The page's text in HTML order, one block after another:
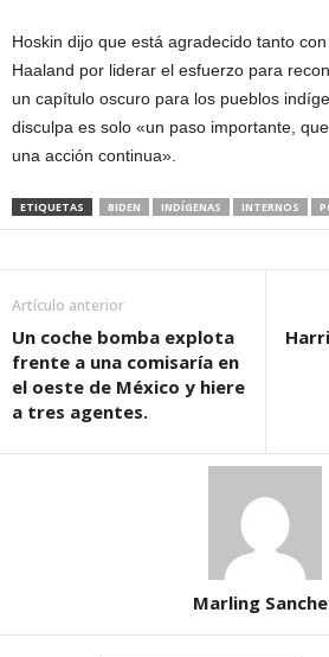
Hoskin dijo que está agradecido tanto
Haaland por liderar el esfuerzo para
un capítulo oscuro para los pueblos
disculpa es solo «un paso importante,
una acción continua».
ETIQUETAS BIDEN INDÍGENAS INTERNOS
Artículo anterior
Un coche bomba explota
frente a una comisaría en
el oeste de México y hiere
a tres agentes.
Marling